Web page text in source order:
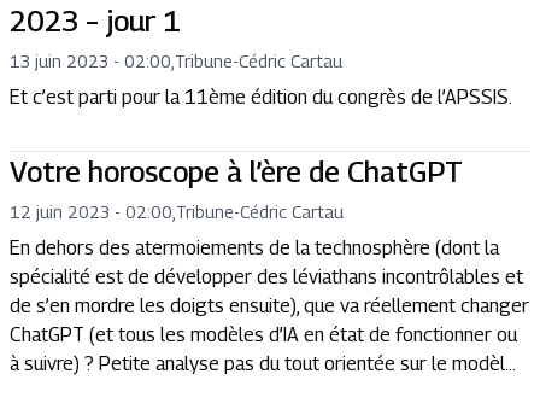
2023 – jour 1
13 juin 2023 - 02:00 Tribune-Cédric Cartau
Et c’est parti pour la 11ème édition du congrès de l’APSSIS.
Votre horoscope à l’ère de ChatGPT
12 juin 2023 - 02:00 Tribune-Cédric Cartau
En dehors des atermoiements de la technosphère (dont la
spécialité est de développer des léviathans incontrôlables et
de s’en mordre les doigts ensuite), que va réellement changer
ChatGPT (et tous les modèles d’IA en état de fonctionner ou
à suivre) ? Petite analyse pas du tout orientée sur le modèl...